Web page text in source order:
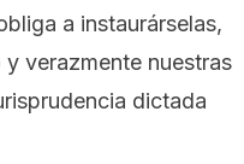
a instaurárselas,
verazmente nuestras
dictada